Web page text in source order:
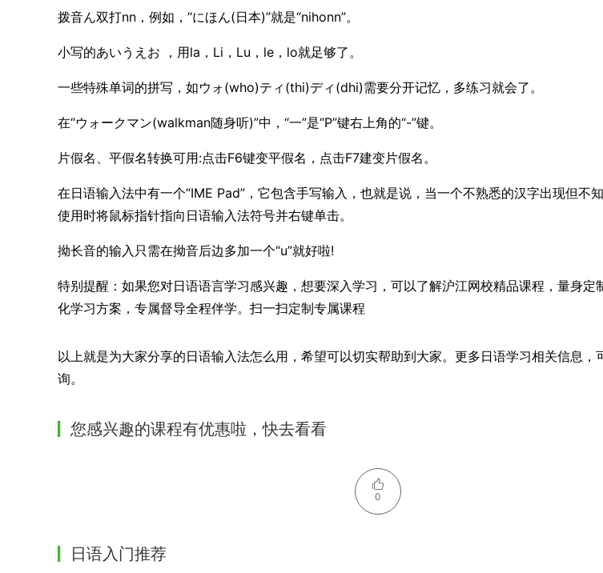
拨音ん双打nn，例如，“にほん(日本)”就是“nihonn”。
小写的あいうえお ，用la，Li，Lu，le，lo就足够了。
一些特殊单词的拼写，如ウォ(who)ティ(thi)ディ(dhi)需要分开记忆，多练习就会了。
在“ウォークマン(walkman随身听)”中，“一”是“P”键右上角的“-”键。
片假名、平假名转换可用:点击F6键变平假名，点击F7建变片假名。
在日语输入法中有一个“IME Pad”，它包含手写输入，也就是说，当一个不熟悉的汉字出现但不
使用时将鼠标指针指向日语输入法符号并右键单击。
拗长音的输入只需在拗音后边多加一个“u”就好啦!
特别提醒：如果您对日语语言学习感兴趣，想要深入学习，可以了解沪江网校精品课程，量身定
化学习方案，专属督导全程伴学。扫一扫定制专属课程
以上就是为大家分享的日语输入法怎么用，希望可以切实帮助到大家。更多日语学习相关信息，
询。
您感兴趣的课程有优惠啦，快去看看
0
日语入门推荐